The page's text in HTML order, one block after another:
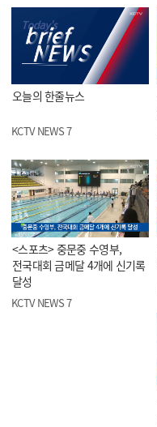
오늘의 한줄뉴스
KCTV NEWS 7
<스포츠> 중문중 수영부,
전국대회 금메달 4개에 신기록
달성
KCTV NEWS 7